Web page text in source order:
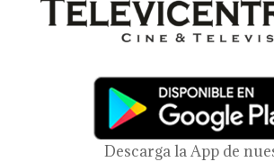
Descarga la App de